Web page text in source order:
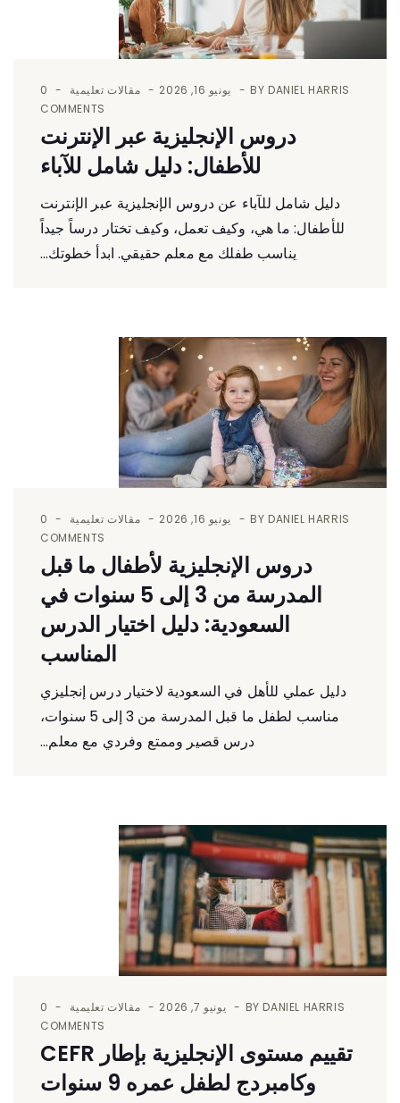
BY DANIEL HARRIS يونيو 16, 2026 مقالات تعليمية
0
COMMENTS
دروس الإنجليزية عبر الإنترنت
للأطفال: دليل شامل للآباء
دليل شامل للآباء عن دروس الإنجليزية عبر الإنترنت
للأطفال: ما هي، وكيف تعمل، وكيف تختار درساً جيداً
يناسب طفلك مع معلم حقيقي. ابدأ خطوتك...
BY DANIEL HARRIS يونيو 16, 2026 مقالات تعليمية
0
COMMENTS
دروس الإنجليزية لأطفال ما قبل
المدرسة من 3 إلى 5 سنوات في
السعودية: دليل اختيار الدرس
المناسب
دليل عملي للأهل في السعودية لاختيار درس إنجليزي
مناسب لطفل ما قبل المدرسة من 3 إلى 5 سنوات،
درس قصير وممتع وفردي مع معلم...
BY DANIEL HARRIS يونيو 7, 2026 مقالات تعليمية
0
COMMENTS
تقييم مستوى الإنجليزية بإطار CEFR
وكامبردج لطفل عمره 9 سنوات